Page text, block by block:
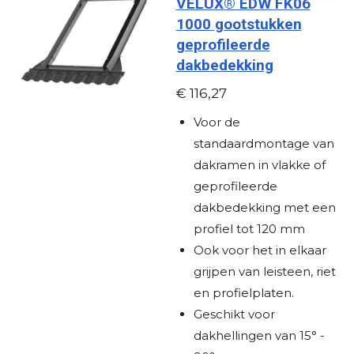
n n n
1000 gootstukken
geprofileerde
dakbedekking
€ 116,27
Voor de
standaardmontage van
dakramen in vlakke of
geprofileerde
dakbedekking met een
profiel tot 120 mm
Ook voor het in elkaar
grijpen van leisteen, riet
en profielplaten.
Geschikt voor
dakhellingen van 15° -